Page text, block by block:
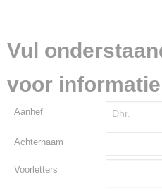
Vul
voor
Aanhef
Achternaam
Voorletters